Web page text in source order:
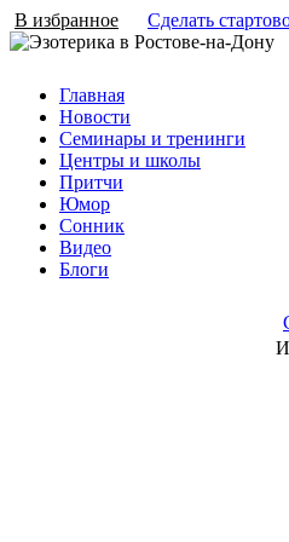
В избранное Сделать
Главная
Новости
Семинары и тренинги
Центры и школы
Притчи
Юмор
Сонник
Видео
Блоги